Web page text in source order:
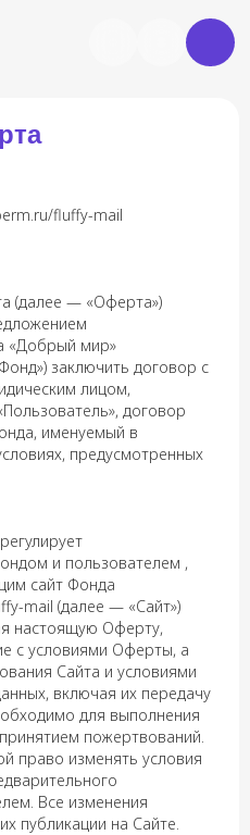
fluffy-mail
(далее — «Оферта»)
«Добрый мир»
заключить договор с
лицом,
договор
именуемый в
предусмотренных
и пользователем ,
сайт Фонда
mail (далее — «Сайт»)
настоящую Оферту,
с условиями Оферты, а
Сайта и условиями
включая их передачу
для выполнения
пожертвований.
право изменять условия
Все изменения
публикации на Сайте.